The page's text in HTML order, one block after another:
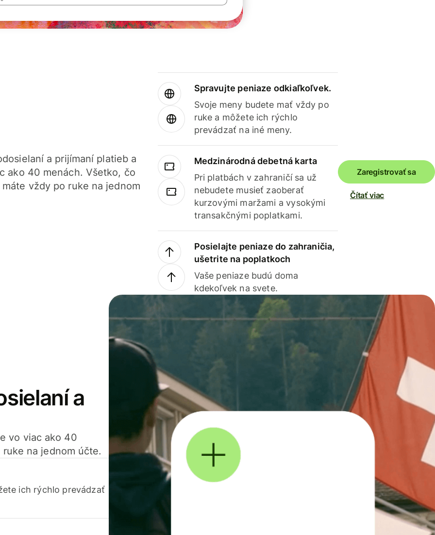
a prijímaní platieb a
ako 40 menách. Všetko, čo
vždy po ruke na jednom
Spravujte peniaze odkiaľkoľvek.
Svoje meny budete mať vždy po
ruke a môžete ich rýchlo
prevádzať na iné meny.
Medzinárodná debetná karta
Pri platbách v zahraničí sa už
nebudete musieť zaoberať
kurzovými maržami a vysokými
transakčnými poplatkami.
Posielajte peniaze do zahraničia,
ušetrite na poplatkoch
Vaše peniaze budú doma
kdekoľvek na svete.
Zaregistrovať sa
Čítať viac
a
vo viac ako 40
na jednom účte.
ich rýchlo prevádzať